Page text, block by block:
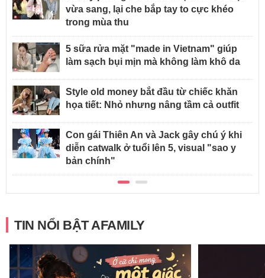
vừa sang, lại che bắp tay to cực khéo
trong mùa thu
5 sữa rửa mặt "made in Vietnam" giúp
làm sạch bụi mịn mà không làm khô da
Style old money bắt đầu từ chiếc khăn
họa tiết: Nhỏ nhưng nâng tầm cả outfit
Con gái Thiên An và Jack gây chú ý khi
diễn catwalk ở tuổi lên 5, visual "sao y
bản chính"
TIN NỔI BẬT AFAMILY